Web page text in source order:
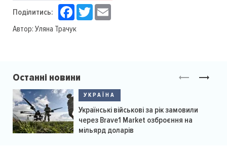
Поділитись: Facebook
Twitter
Автор: Уляна Трачук
Останні новини
УКРАЇНА
Українські військові за рік замовили
через Brave1 Market озброєння на
мільярд доларів